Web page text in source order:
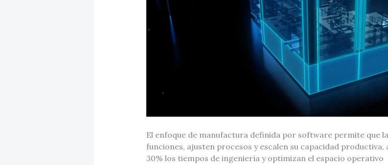
El enfoque de manufactura definida por software permite que
funciones, ajusten procesos y escalen su capacidad
30% los tiempos de ingeniería y optimizan el espacio operativo